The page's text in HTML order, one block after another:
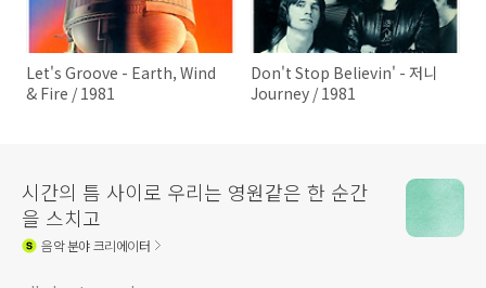
Let's Groove - Earth, Wind
& Fire / 1981
Don't Stop Believin' - 저니
Journey / 1981
시간의 틈 사이로 우리는 영원같은 한 순간
을 스치고
음악분야 크리에이터